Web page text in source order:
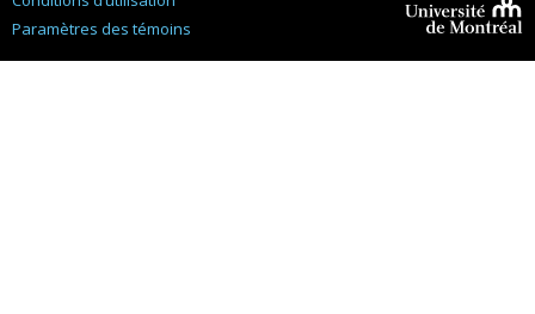
Paramètres des témoins
Montréal